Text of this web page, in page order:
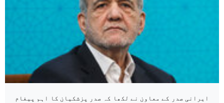
ایرانی صدر کے معاون نے لکھا کہ صدر پزشکیان کا اہم پیغام